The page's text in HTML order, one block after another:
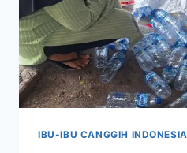
IBU-IBU CANGGIH INDONESIA